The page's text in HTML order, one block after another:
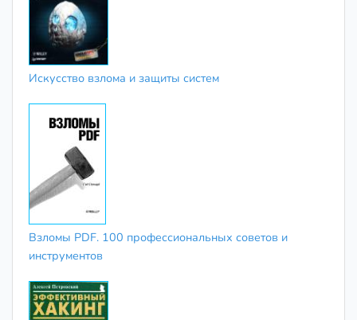
Искусство взлома и защиты систем
Взломы PDF. 100 профессиональных советов и
инструментов